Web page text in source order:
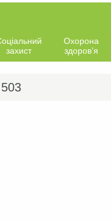
захист
Охорона
здоров’я